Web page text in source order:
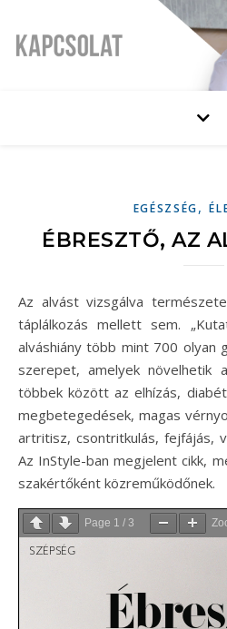
EGÉSZSÉG,
ÉBRESZTŐ, AZ
Az alvást vizsgálva természetesen nem mehetünk el a
táplálkozás mellett sem.
alváshiány több mint 700 olyan
szerepet, amelyek növelhetik
többek között az elhízás,
megbetegedések, magas
artritisz, csontritkulás, fejfájás,
Az InStyle-ban megjelent cikk,
szakértőként közreműködőnek.
Page 1 / 3